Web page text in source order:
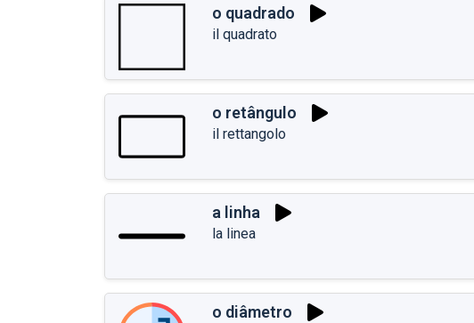
o quadrado
il quadrato
o retângulo
il rettangolo
a linha
la linea
o diâmetro